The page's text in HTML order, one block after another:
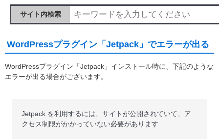
サイト内検索
WordPressプラグイン「Jetpack」でエラーが出る
WordPressプラグイン「Jetpack」インストール時に、下記のような
エラーが出る場合がございます。
Jetpack を利用するには、サイトが公開されていて、ア
クセス制限がかかっていない必要があります